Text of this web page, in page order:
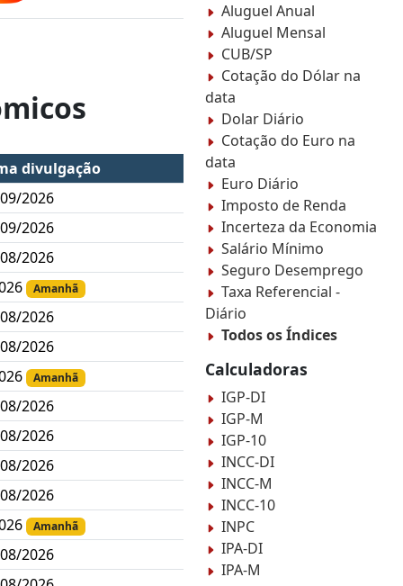
divulgação
2026
2026
2026
Amanhã
2026
2026
Amanhã
2026
2026
2026
2026
Amanhã
2026
Aluguel Anual
Aluguel Mensal
CUB/SP
Cotação do Dólar na
data
Dolar Diário
Cotação do Euro na
data
Euro Diário
Imposto de Renda
Incerteza da Economia
Salário Mínimo
Seguro Desemprego
Taxa Referencial -
Diário
Todos os Índices
Calculadoras
IGP-DI
IGP-M
IGP-10
INCC-DI
INCC-M
INCC-10
INPC
IPA-DI
IPA-M